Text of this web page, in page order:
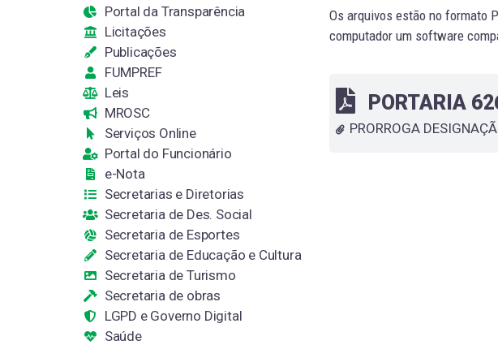
Portal da Transparência
Licitações
Publicações
FUMPREF
Leis
MROSC
Serviços Online
Portal do Funcionário
e-Nota
Secretarias e Diretorias
Secretaria de Des. Social
Secretaria de Esportes
Secretaria de Educação e Cultura
Secretaria de Turismo
Secretaria de obras
LGPD e Governo Digital
Saúde
Os arquivos estão no formato
computador um software
PORTARIA